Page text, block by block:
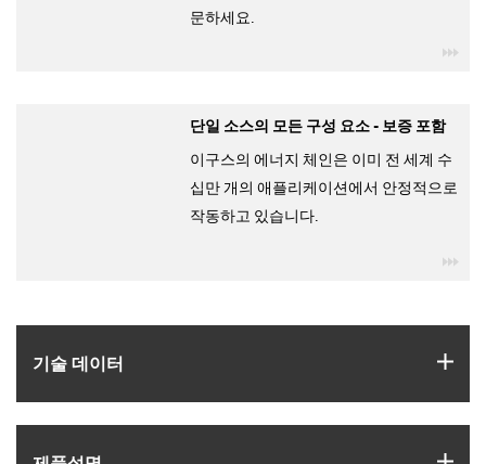
기술 데이터
문하세요.
단일 소스의 모든 구성 요소 - 보증 포함
이구스의 에너지 체인은 이미 전 세계 수
십만 개의 애플리케이션에서 안정적으로
작동하고 있습니다.